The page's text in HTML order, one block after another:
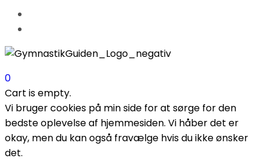
0
Cart is empty.
Vi bruger cookies på min side for at sørge for den
bedste oplevelse af hjemmesiden. Vi håber det er
okay, men du kan også fravælge hvis du ikke ønsker
det.